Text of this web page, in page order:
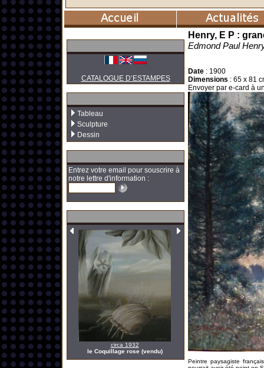
CATALOGUE D’ESTAMPES
Tableau
Sculpture
Dessin
Entrez votre email pour souscrire à
notre lettre d'information :
circa 1932
le Coquillage rose (vendu)
Henry, E P :
Edmond Paul
Date : 1900
Dimensions : 65 x 81
Envoyer par e-card à
Peintre paysagiste